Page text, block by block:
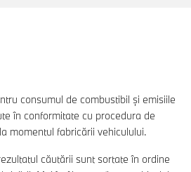
consumul de combustibil şi emisiile
în conformitate cu procedura de
momentul fabricării vehiculului.
căutării sunt sortate în ordine